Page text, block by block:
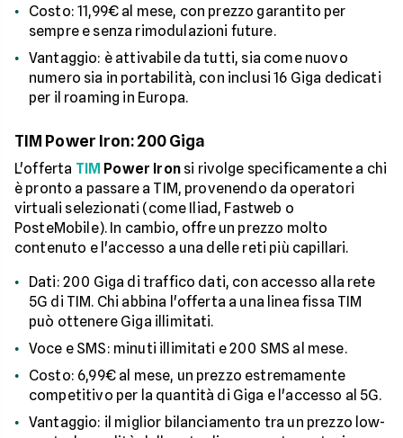
Costo: 11,99€ al mese, con prezzo garantito per
sempre e senza rimodulazioni future.
Vantaggio: è attivabile da tutti, sia come nuovo
numero sia in portabilità, con inclusi 16 Giga dedicati
per il roaming in Europa.
TIM Power Iron: 200 Giga
L'offerta TIM Power Ironsi rivolge specificamente a chi
è pronto a passare a TIM, provenendo da operatori
virtuali selezionati (come Iliad, Fastweb o
PosteMobile). In cambio, offre un prezzo molto
contenuto e l'accesso a una delle reti più capillari.
Dati: 200 Giga di traffico dati, con accesso alla rete
5G di TIM. Chi abbina l'offerta a una linea fissa TIM
può ottenere Giga illimitati.
Voce e SMS: minuti illimitati e 200 SMS al mese.
Costo: 6,99€ al mese, un prezzo estremamente
competitivo per la quantità di Giga e l'accesso al 5G.
Vantaggio: il miglior bilanciamento tra un prezzo low-